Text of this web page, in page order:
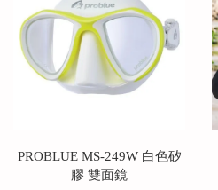
PROBLUE MS-249W 白色矽
膠 雙面鏡